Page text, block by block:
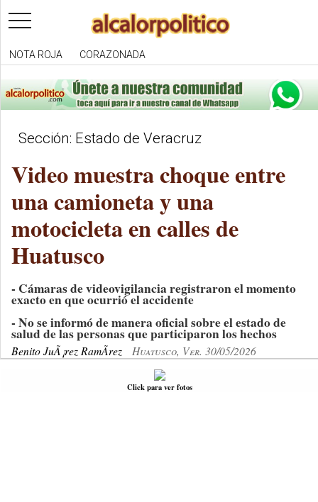
toggle
navigation
NOTA ROJA CORAZONADA
Sección: Estado de Veracruz
Video muestra choque entre
una camioneta y una
motocicleta en calles de
Huatusco
- Cámaras de videovigilancia registraron el momento
exacto en que ocurrió el accidente
- No se informó de manera oficial sobre el estado de
salud de las personas que participaron los hechos
Benito JuÃ¡rez RamÃ­rez Huatusco, Ver. 30/05/2026
Click para ver fotos